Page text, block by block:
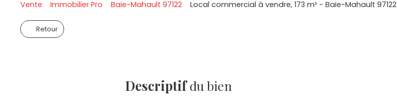
Vente Immobilier Pro Baie-Mahault 97122 Local commercial à vendre, 173 m² - Baie-Mahault 97122
Retour
Descriptifdu bien